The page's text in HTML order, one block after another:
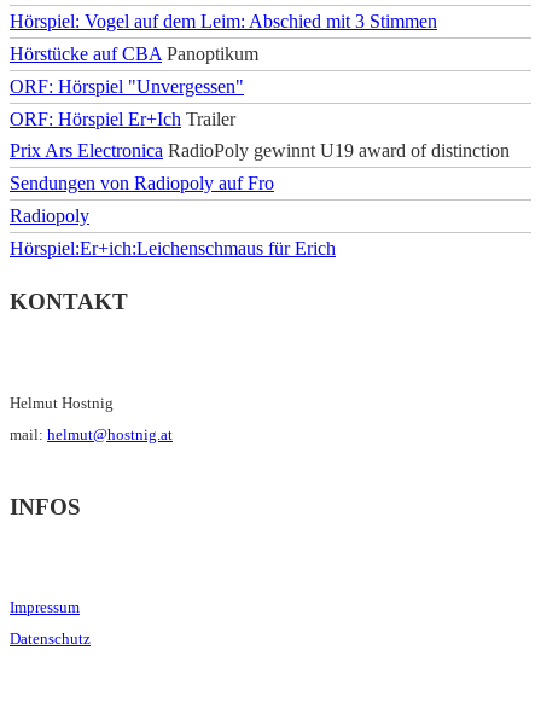
Hörspiel: Vogel auf dem Leim: Abschied mit 3 Stimmen
Hörstücke auf CBA Panoptikum
ORF: Hörspiel "Unvergessen"
ORF: Hörspiel Er+Ich Trailer
Prix Ars Electronica RadioPoly gewinnt U19 award of distinction
Sendungen von Radiopoly auf Fro
Radiopoly
Hörspiel:Er+ich:Leichenschmaus für Erich
KONTAKT
Helmut Hostnig
mail: helmut@hostnig.at
INFOS
Impressum
Datenschutz